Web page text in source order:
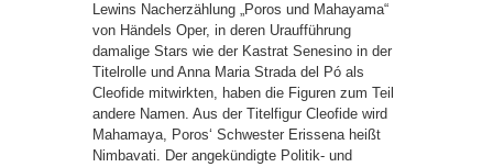
Lewins Nacherzählung „Poros und Mahayama“
von Händels Oper, in deren Uraufführung
damalige Stars wie der Kastrat Senesino in der
Titelrolle und Anna Maria Strada del Pó als
Cleofide mitwirkten, haben die Figuren zum Teil
andere Namen. Aus der Titelfigur Cleofide wird
Mahamaya, Poros‘ Schwester Erissena heißt
Nimbavati. Der angekündigte Politik- und